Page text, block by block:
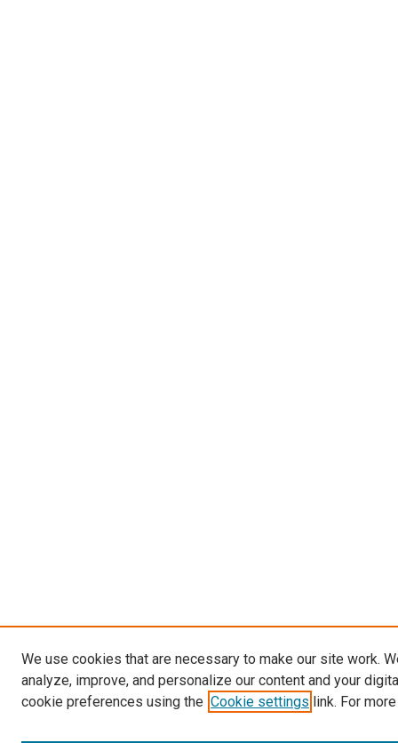
We use cookies that are necessary to make our site work.
analyze, improve, and personalize our content and your
cookie preferences using the Cookie settings link. For